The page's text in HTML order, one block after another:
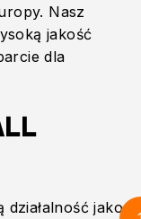
Nasz
jakość
dla
jako